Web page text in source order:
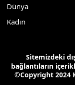
Dünya
Kadın
Sitemizdeki
bağlantıların
©Copyright 2024